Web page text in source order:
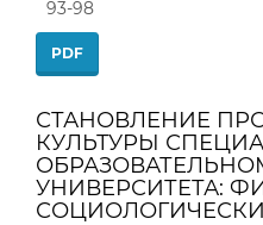
93-98
PDF
СТАНОВЛЕНИЕ
КУЛЬТУРЫ
УНИВЕРСИТЕТА: